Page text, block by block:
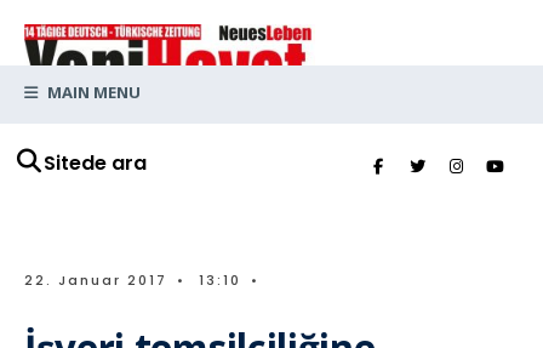
Sitede ara
MAIN MENU
22. Januar 2017 • 13:10 •